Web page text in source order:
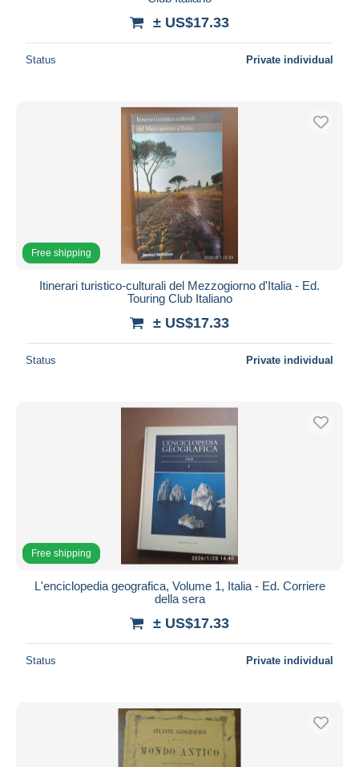
± US$17.33
Status Private individual
Free shipping
Itinerari turistico-culturali del Mezzogiorno d'Italia - Ed.
Touring Club Italiano
± US$17.33
Status Private individual
Free shipping
L'enciclopedia geografica, Volume 1, Italia - Ed. Corriere
della sera
± US$17.33
Status Private individual